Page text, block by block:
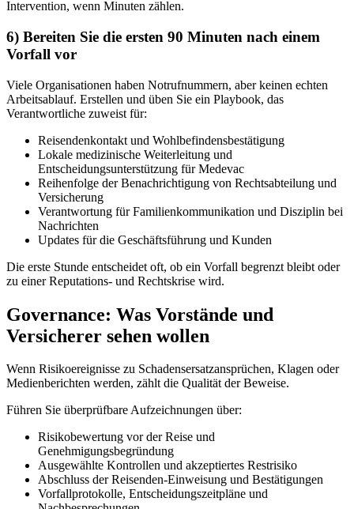
Intervention, wenn Minuten zählen.
6) Bereiten Sie die ersten 90 Minuten nach einem
Vorfall vor
Viele Organisationen haben Notrufnummern, aber keinen echten
Arbeitsablauf. Erstellen und üben Sie ein Playbook, das
Verantwortliche zuweist für:
Reisendenkontakt und Wohlbefindensbestätigung
Lokale medizinische Weiterleitung und
Entscheidungsunterstützung für Medevac
Reihenfolge der Benachrichtigung von Rechtsabteilung und
Versicherung
Verantwortung für Familienkommunikation und Disziplin bei
Nachrichten
Updates für die Geschäftsführung und Kunden
Die erste Stunde entscheidet oft, ob ein Vorfall begrenzt bleibt oder
zu einer Reputations- und Rechtskrise wird.
Governance: Was Vorstände und
Versicherer sehen wollen
Wenn Risikoereignisse zu Schadensersatzansprüchen, Klagen oder
Medienberichten werden, zählt die Qualität der Beweise.
Führen Sie überprüfbare Aufzeichnungen über:
Risikobewertung vor der Reise und
Genehmigungsbegründung
Ausgewählte Kontrollen und akzeptiertes Restrisiko
Abschluss der Reisenden-Einweisung und Bestätigungen
Vorfallprotokolle, Entscheidungszeitpläne und